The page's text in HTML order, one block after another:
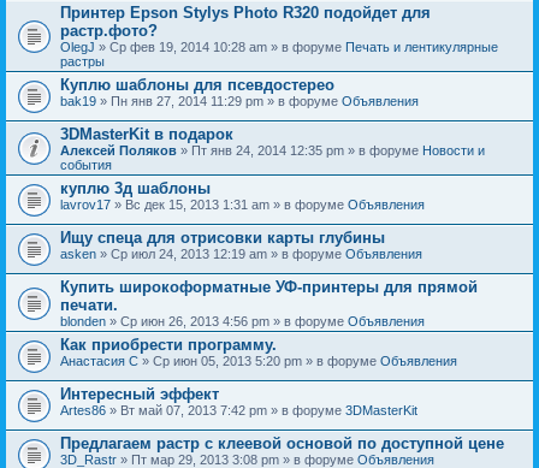
Принтер Epson Stylys Photo R320 подойдет для
растр.фото?
OlegJ » Ср фев 19, 2014 10:28 am » в форуме Печать и лентикулярные
растры
Куплю шаблоны для псевдостерео
bak19 » Пн янв 27, 2014 11:29 pm » в форуме Объявления
3DMasterKit в подарок
Алексей Поляков » Пт янв 24, 2014 12:35 pm » в форуме Новости и
события
куплю 3д шаблоны
lavrov17 » Вс дек 15, 2013 1:31 am » в форуме Объявления
Ищу спеца для отрисовки карты глубины
asken » Ср июл 24, 2013 12:19 am » в форуме Объявления
Купить широкоформатные УФ-принтеры для прямой
печати.
blonden » Ср июн 26, 2013 4:56 pm » в форуме Объявления
Как приобрести программу.
Анастасия С » Ср июн 05, 2013 5:20 pm » в форуме Объявления
Интересный эффект
Artes86 » Вт май 07, 2013 7:42 pm » в форуме 3DMasterKit
Предлагаем растр с клеевой основой по доступной цене
3D_Rastr » Пт мар 29, 2013 3:08 pm » в форуме Объявления